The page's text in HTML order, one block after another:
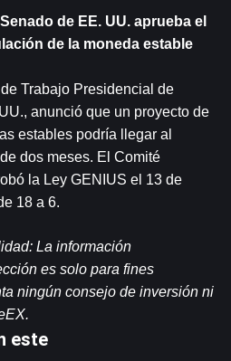
de EE. UU. aprueba el
de la moneda estable
Trabajo Presidencial de
anunció que un proyecto de
estables podría llegar al
dos meses. El Comité
la Ley GENIUS el 13 de
18 a 6.
La información
es solo para fines
ningún consejo de inversión ni
este